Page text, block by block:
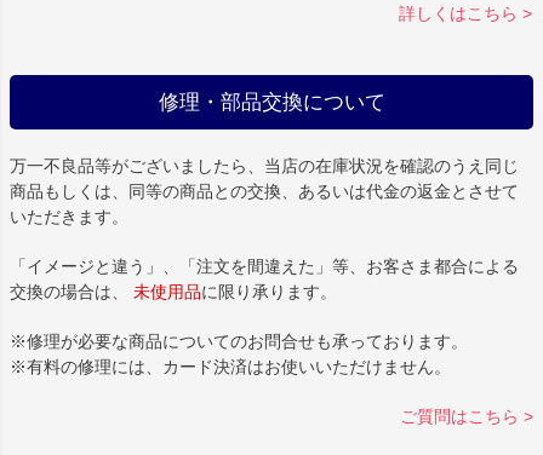
詳しくはこちら >
修理・部品交換について
万一不良品等がございましたら、当店の在庫状況を確認のうえ同じ
商品もしくは、同等の商品との交換、あるいは代金の返金とさせて
いただきます。
「イメージと違う」、「注文を間違えた」等、お客さま都合による
交換の場合は、 未使用品に限り承ります。
※修理が必要な商品についてのお問合せも承っております。
※有料の修理には、カード決済はお使いいただけません。
ご質問はこちら >